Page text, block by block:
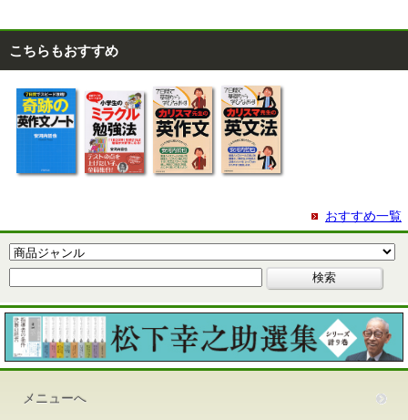
こちらもおすすめ
おすすめ一覧
メニューへ